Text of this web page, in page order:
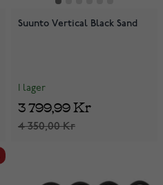
Suunto Vertical Black Sand
I lager
4 350,00 Kr
3 799,99 Kr